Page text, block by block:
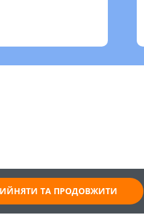
ТА ПРОДОВЖИТИ